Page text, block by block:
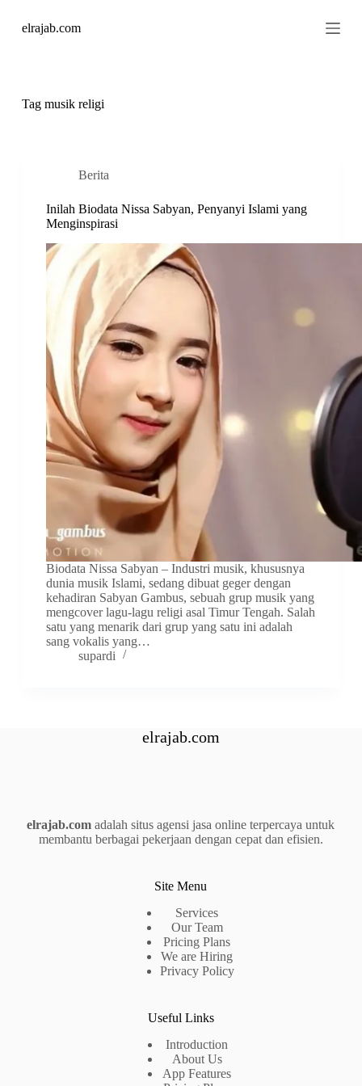
kelrajab.com
Tagmusik religi
Berita
Inilah Biodata Nissa Sabyan, Penyanyi Islami yang
Menginspirasi
Biodata Nissa Sabyan – Industri musik, khususnya
dunia musik Islami, sedang dibuat geger dengan
kehadiran Sabyan Gambus, sebuah grup musik yang
mengcover lagu-lagu religi asal Timur Tengah. Salah
satu yang menarik dari grup yang satu ini adalah
sang vokalis yang…
supardi
elrajab.com
elrajab.com adalah situs agensi jasa online terpercaya untuk
membantu berbagai pekerjaan dengan cepat dan efisien.
Site Menu
Services
Our Team
Pricing Plans
We are Hiring
Privacy Policy
Useful Links
Introduction
About Us
App Features